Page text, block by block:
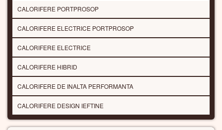
CALORIFERE PORTPROSOP
CALORIFERE ELECTRICE PORTPROSOP
CALORIFERE ELECTRICE
CALORIFERE HIBRID
CALORIFERE DE INALTA PERFORMANTA
CALORIFERE DESIGN IEFTINE